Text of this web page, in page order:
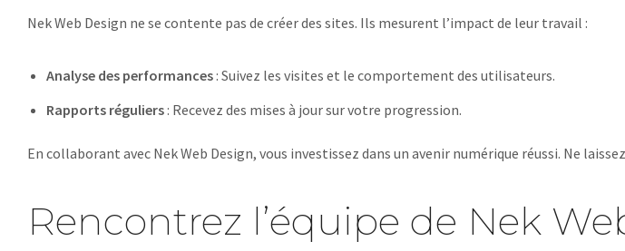
Nek Web Design ne se contente pas de créer des sites. Ils mesurent l’impact de leur travail :
Analyse des performances: Suivez les visites et le comportement des utilisateurs.
Rapports réguliers: Recevez des mises à jour sur votre progression.
En collaborant avec Nek Web Design, vous investissez dans un avenir numérique réussi. Ne
Rencontrez l’équipe de Nek